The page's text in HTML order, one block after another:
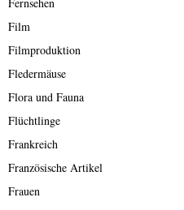
Fernsehen
Film
Filmproduktion
Fledermäuse
Flora und Fauna
Flüchtlinge
Frankreich
Französische Artikel
Frauen